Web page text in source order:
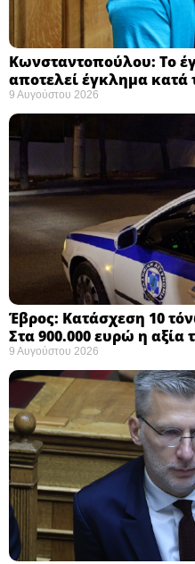
Κωνσταντοπούλου: Το
αποτελεί έγκλημα κατά
9 Αυγούστου 2026
Έβρος: Κατάσχεση 10
Στα 900.000 ευρώ η αξία
9 Αυγούστου 2026